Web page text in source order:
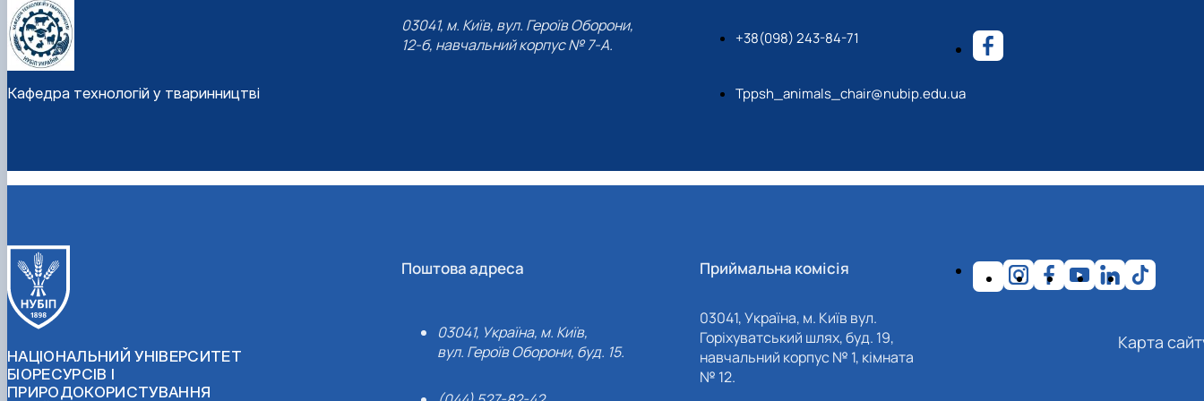
Кафедра технологій у тваринництві
03041, м. Київ, вул. Героїв Оборони,
12-б, навчальний корпус № 7-А.
+38(098) 243-84-71
Tppsh_animals_chair@nubip.edu.ua
НАЦІОНАЛЬНИЙ УНІВЕРСИТЕТ
БІОРЕСУРСІВ І
ПРИРОДОКОРИСТУВАННЯ
Поштова адреса
03041, Україна, м. Київ,
вул. Героїв Оборони, буд. 15.
Приймальна комісія
03041, Україна, м. Київ вул.
Горіхуватський шлях, буд. 19,
навчальний корпус № 1, кімната
№ 12.
Карта